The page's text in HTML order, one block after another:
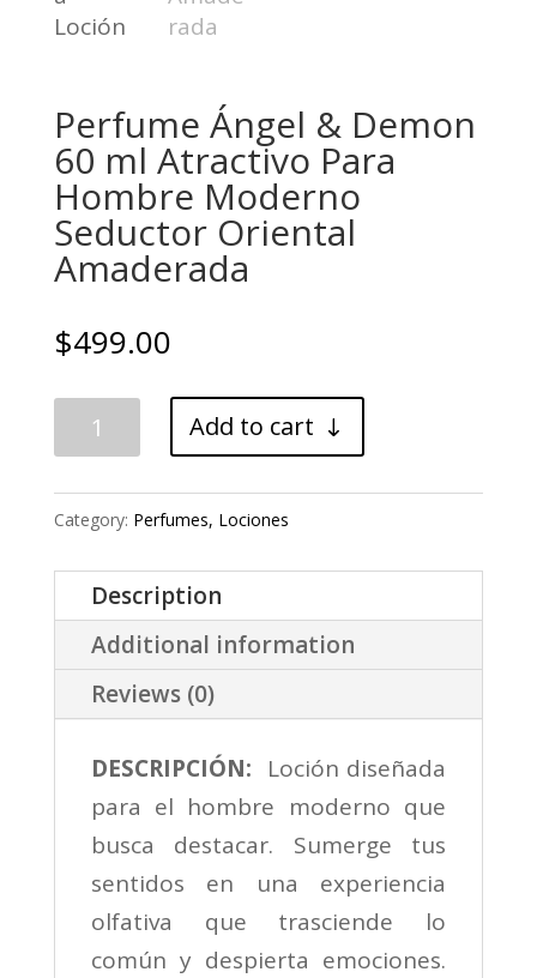
Perfume Ángel & Demon
60 ml Atractivo Para
Hombre Moderno
Seductor Oriental
Amaderada
$499.00
Perfume
Ángel
&
Demon
60
Atractivo
Para
Hombre
Moderno
Seductor
Oriental
Amaderada
quantity
Add to cart
Category: Perfumes, Lociones
Description
Additional information
Reviews (0)
DESCRIPCIÓN: Loción diseñada
para el hombre moderno que
busca destacar. Sumerge tus
sentidos en una experiencia
olfativa que trasciende lo
común y despierta emociones.